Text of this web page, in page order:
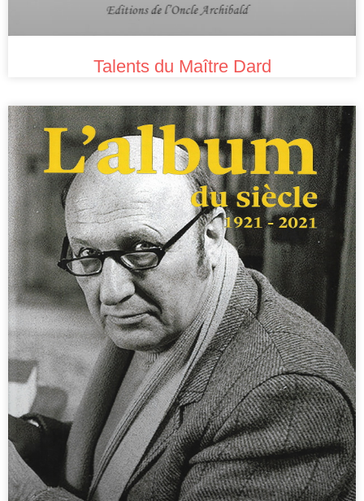
Talents du Maître Dard